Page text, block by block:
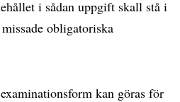
i sådan uppgift skall stå i
obligatoriska
kan göras för